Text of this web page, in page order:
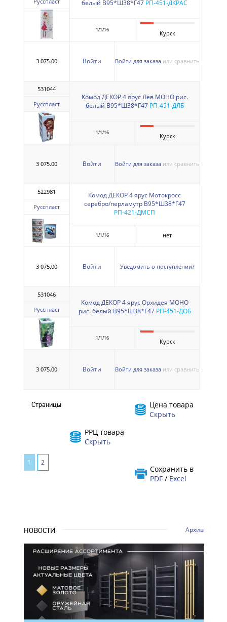
белый В95*Ш38*Г47 РП-451-ДКРАС
1/1/16 Курск
3 075.00 Войти Войти для заказа или сравнить
531044
Русспласт
Комод ДЕКОР 4 ярус Лев МОНО рис.
белый В95*Ш38*Г47 РП-451-ДЛБ
1/1/16 Курск
3 075.00 Войти Войти для заказа или сравнить
522981
Русспласт
Комод ДЕКОР 4 ярус Мотокросс
серебро/перламутр В95*Ш38*Г47
РП-421-ДМСП
1/1/16 нет
3 075.00 Войти Уведомить о поступлении?
531046
Русспласт
Комод ДЕКОР 4 ярус Орхидея МОНО
рис. белый В95*Ш38*Г47 РП-451-ДОБ
1/1/16 Курск
3 075.00 Войти Войти для заказа или сравнить
Страницы
Цена товара
Скрыть
РРЦ товара
Скрыть
Сохранить в
PDF/ Excel
1 2
НОВОСТИ Архив